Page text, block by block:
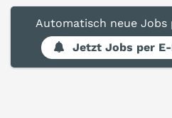
Automatisch neue Jobs
Jetzt Jobs per